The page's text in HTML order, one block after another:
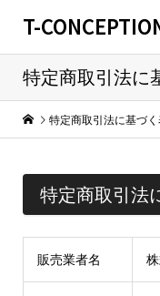
T-
特定商取引法に
特定商取引法に基づ
特定商取引法
販売業者名